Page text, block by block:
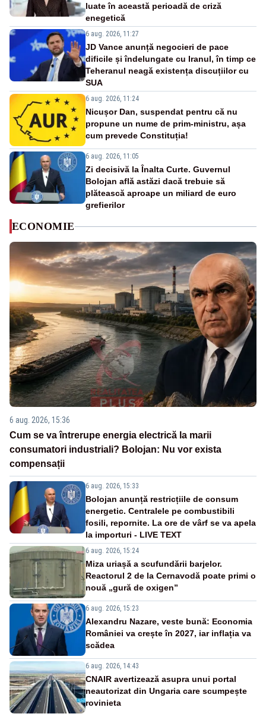
luate în această perioadă de criză
enegetică
6 aug. 2026, 11:27
JD Vance anunță negocieri de pace
dificile și îndelungate cu Iranul, în timp ce
Teheranul neagă existența discuțiilor cu
SUA
6 aug. 2026, 11:24
Nicușor Dan, suspendat pentru că nu
propune un nume de prim-ministru, așa
cum prevede Constituția!
6 aug. 2026, 11:05
Zi decisivă la Înalta Curte. Guvernul
Bolojan află astăzi dacă trebuie să
plătească aproape un miliard de euro
grefierilor
ECONOMIE
6 aug. 2026, 15:36
Cum se va întrerupe energia electrică la marii
consumatori industriali? Bolojan: Nu vor exista
compensații
6 aug. 2026, 15:33
Bolojan anunță restricțiile de consum
energetic. Centralele pe combustibili
fosili, repornite. La ore de vârf se va apela
la importuri - LIVE TEXT
6 aug. 2026, 15:24
Miza uriașă a scufundării barjelor.
Reactorul 2 de la Cernavodă poate primi o
nouă „gură de oxigen”
6 aug. 2026, 15:23
Alexandru Nazare, veste bună: Economia
României va crește în 2027, iar inflația va
scădea
6 aug. 2026, 14:43
CNAIR avertizează asupra unui portal
neautorizat din Ungaria care scumpește
rovinieta